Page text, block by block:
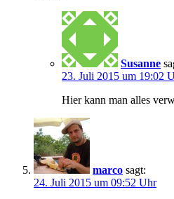
Susanne
23. Juli 2015 um 19:02
Hier kann man alles
marco sagt:
24. Juli 2015 um 09:52 Uhr